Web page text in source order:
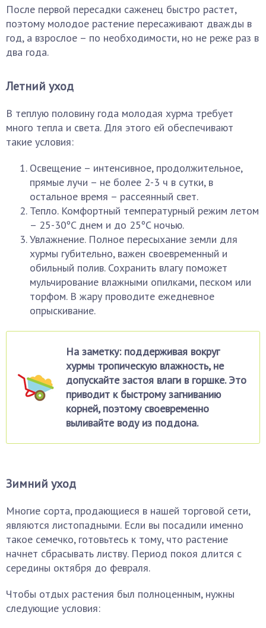
После первой пересадки саженец быстро растет,
поэтому молодое растение пересаживают дважды в
год, а взрослое – по необходимости, но не реже раз в
два года.
Летний уход
В теплую половину года молодая хурма требует
много тепла и света. Для этого ей обеспечивают
такие условия:
Освещение – интенсивное, продолжительное,
прямые лучи – не более 2-3 ч в сутки, в
остальное время – рассеянный свет.
Тепло. Комфортный температурный режим летом
– 25-30ºC днем и до 25ºC ночью.
Увлажнение. Полное пересыхание земли для
хурмы губительно, важен своевременный и
обильный полив. Сохранить влагу поможет
мульчирование влажными опилками, песком или
торфом. В жару проводите ежедневное
опрыскивание.
На заметку: поддерживая вокруг
хурмы тропическую влажность, не
допускайте застоя влаги в горшке. Это
приводит к быстрому загниванию
корней, поэтому своевременно
выливайте воду из поддона.
Зимний уход
Многие сорта, продающиеся в нашей торговой сети,
являются листопадными. Если вы посадили именно
такое семечко, готовьтесь к тому, что растение
начнет сбрасывать листву. Период покоя длится с
середины октября до февраля.
Чтобы отдых растения был полноценным, нужны
следующие условия: